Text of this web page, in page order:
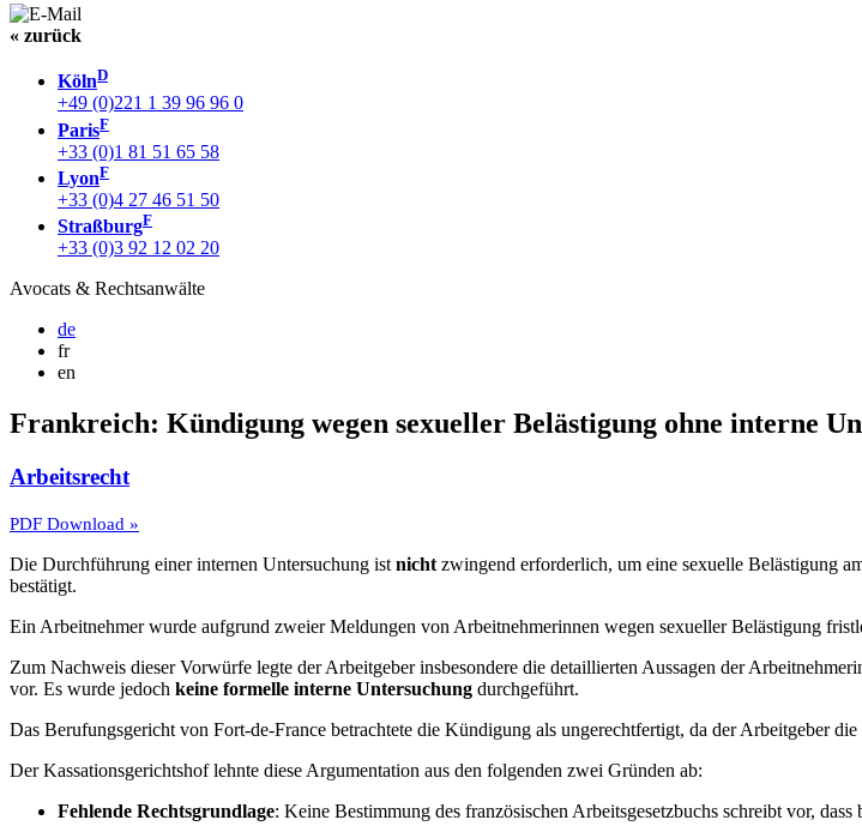
« zurück
KölnD
+49 (0)221 1 39 96 96 0
ParisF
+33 (0)1 81 51 65 58
LyonF
+33 (0)4 27 46 51 50
StraßburgF
+33 (0)3 92 12 02 20
Avocats & Rechtsanwälte
de
fr
en
Frankreich: Kündigung wegen sexueller Belästigung ohne interne
Arbeitsrecht
PDF Download »
Die Durchführung einer internen Untersuchung ist nicht zwingend erforderlich, um eine sexuelle Belästigung
bestätigt.
Ein Arbeitnehmer wurde aufgrund zweier Meldungen von Arbeitnehmerinnen wegen sexueller Belästigung
Zum Nachweis dieser Vorwürfe legte der Arbeitgeber insbesondere die detaillierten Aussagen der
vor. Es wurde jedoch keine formelle interne Untersuchung durchgeführt.
Das Berufungsgericht von Fort-de-France betrachtete die Kündigung als ungerechtfertigt, da der Arbeitgeber
Der Kassationsgerichtshof lehnte diese Argumentation aus den folgenden zwei Gründen ab:
Fehlende Rechtsgrundlage: Keine Bestimmung des französischen Arbeitsgesetzbuchs schreibt vor,